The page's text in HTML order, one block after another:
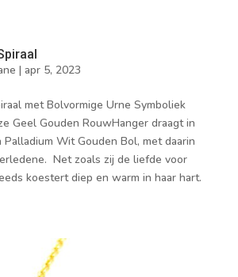
| apr 5, 2023
met Bolvormige Urne Symboliek
Geel Gouden RouwHanger draagt in
Wit Gouden Bol, met daarin
Net zoals zij de liefde voor
koestert diep en warm in haar hart.